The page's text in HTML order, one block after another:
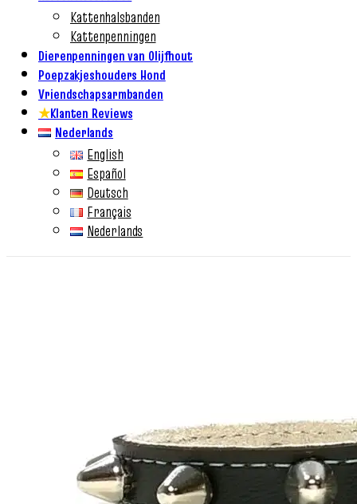
Kattenhalsbanden
Kattenpenningen
Dierenpenningen van Olijfhout
Poepzakjeshouders Hond
Vriendschapsarmbanden
★Klanten Reviews
Nederlands
English
Español
Deutsch
Français
Nederlands